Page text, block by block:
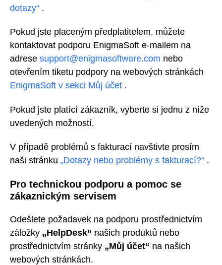
dotazy“ .
Pokud jste placeným předplatitelem, můžete
kontaktovat podporu EnigmaSoft e-mailem na
adrese support@enigmasoftware.com nebo
otevřením tiketu podpory na webových stránkách
EnigmaSoft v sekci Můj účet .
Pokud jste platící zákazník, vyberte si jednu z níže
uvedených možností.
V případě problémů s fakturací navštivte prosím
naši stránku „Dotazy nebo problémy s fakturací?“ .
Pro technickou podporu a pomoc se
zákaznickým servisem
Odešlete požadavek na podporu prostřednictvím
záložky „HelpDesk“ našich produktů nebo
prostřednictvím stránky „Můj účet“ na našich
webových stránkách.